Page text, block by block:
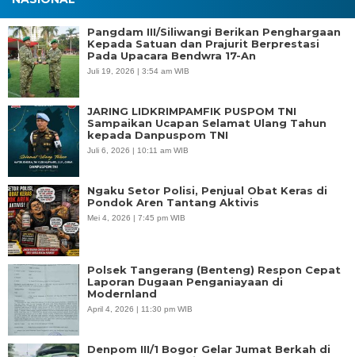
Pangdam III/Siliwangi Berikan Penghargaan
Kepada Satuan dan Prajurit Berprestasi
Pada Upacara Bendwra 17-An
Juli 19, 2026 | 3:54 am WIB
JARING LIDKRIMPAMFIK PUSPOM TNI
Sampaikan Ucapan Selamat Ulang Tahun
kepada Danpuspom TNI
Juli 6, 2026 | 10:11 am WIB
Ngaku Setor Polisi, Penjual Obat Keras di
Pondok Aren Tantang Aktivis
Mei 4, 2026 | 7:45 pm WIB
Polsek Tangerang (Benteng) Respon Cepat
Laporan Dugaan Penganiayaan di
Modernland
April 4, 2026 | 11:30 pm WIB
Denpom III/1 Bogor Gelar Jumat Berkah di